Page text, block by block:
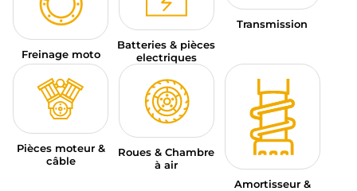
— MODIFIER
MARQUES
CONSEILS
NOUS CONTACTER
Freinage moto
Batteries & pièces
electriques
Transmission
Pièces moteur &
câble
Roues & Chambre
à air
Amortisseur &